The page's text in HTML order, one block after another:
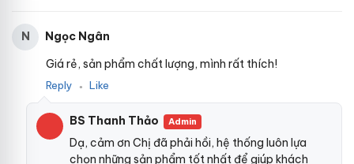
N
Ngọc Ngân
Giá rẻ, sản phẩm chất lượng, mình rất thích!
Reply ● Like
BS Thanh Thảo Admin
Dạ, cảm ơn Chị đã phải hồi, hệ thống luôn lựa
chọn những sản phẩm tốt nhất để giúp khách